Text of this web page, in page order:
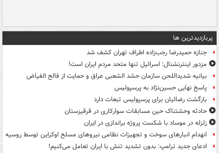
پربازدیدترین ها
جنازه حمیدرضا رجب‌زاده اطراف تهران کشف شد
مزدور اینترنشنال: اسرائیل تنها متحد مردم ایران است!
بیانیه شدیداللحن سازمان حشد الشعبی عراق و حمایت از فالح الفیاض
پاسخ نهایی حسین‌نژاد به پرسپولیس
بازگشت رضائیان برای پرسپولیس تبعات دارد
حادثه وحشتناک حین مسابقات سوارکاری در قرقیزستان
زلزله در موساد با شکست پروژه براندازی در ایران
انهدام انبارهای سوخت و تجهیزات نظامی نیروهای مسلح اوکراین توسط روسیه
ادعای جدید ترامپ: بدون تشدید تنش با ایران تعامل می‌کنیم!